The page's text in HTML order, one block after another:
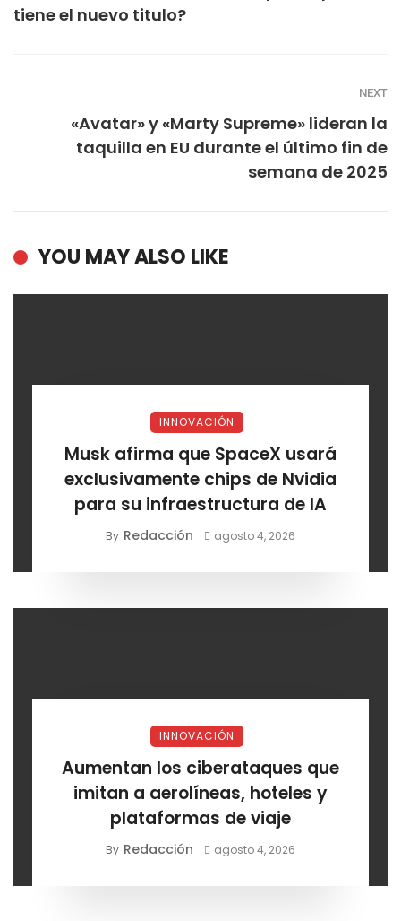
tiene el nuevo titulo?
NEXT
«Avatar» y «Marty Supreme» lideran la
taquilla en EU durante el último fin de
semana de 2025
YOU MAY ALSO LIKE
INNOVACIÓN
Musk afirma que SpaceX usará
exclusivamente chips de Nvidia
para su infraestructura de IA
By Redacción agosto 4, 2026
INNOVACIÓN
Aumentan los ciberataques que
imitan a aerolíneas, hoteles y
plataformas de viaje
By Redacción agosto 4, 2026